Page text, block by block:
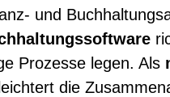
und
Prozesse legen. Als
die